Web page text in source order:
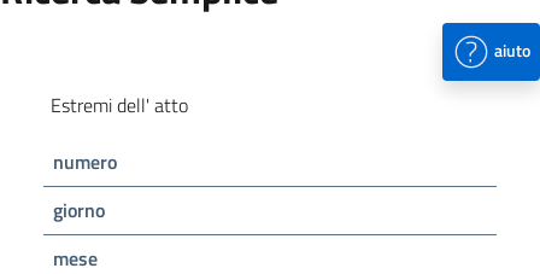
aiuto
Estremi dell' atto
numero
giorno
mese